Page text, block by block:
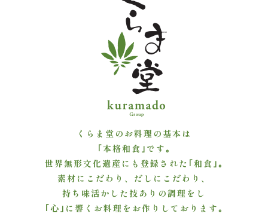
くらま堂のお料理の基本は
｢本格和食｣です｡
世界無形文化遺産にも登録された｢和食｣｡
素材にこだわり、だしにこだわり、
持ち味活かした技ありの調理をし
｢心｣に響くお料理をお作りしております｡